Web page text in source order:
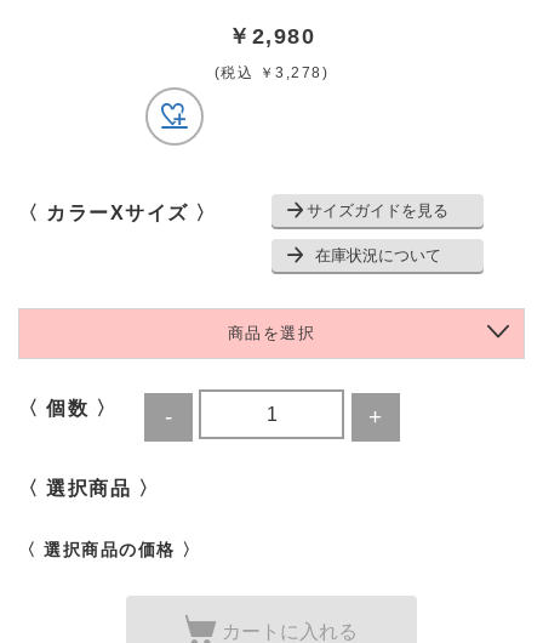
￥2,980
(税込 ￥3,278)
〈 カラーXサイズ 〉 サイズガイドを見る
在庫状況について
商品を選択
〈 個数 〉
〈 選択商品 〉
〈 選択商品の価格 〉
カートに入れる